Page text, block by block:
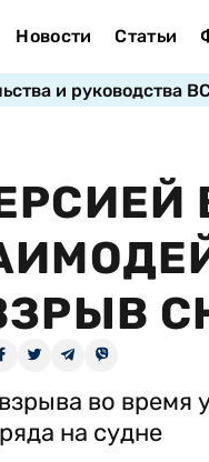
Новости Статьи
и руководства